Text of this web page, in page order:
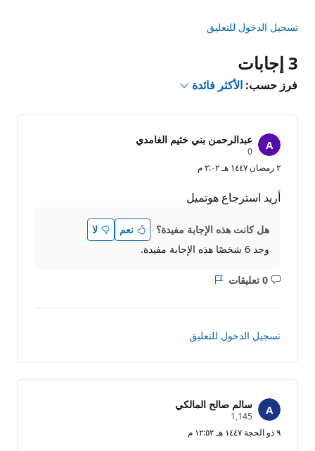
تسجيل الدخول للتعليق
3 إجابات
فرز حسب: الأكثر فائدة
عبدالرحمن بني خثيم الغامدي
0
ن
ا
ا
ل
م
ع
ة
٢ رمضان ١٤٤٧ هـ ٢:٠٢ م
أريد استرجاع هوتميل
هل كانت هذه الإجابة مفيدة؟ نعم
لا
وجد 6 شخصًا هذه الإجابة مفيدة.
0 تعليقات ليست
التقرير
تسجيل الدخول للتعليق
سالم صالح المالكي
1,145
ا
٩ ذو الحجة ١٤٤٧ هـ ١٢:٥٢ م